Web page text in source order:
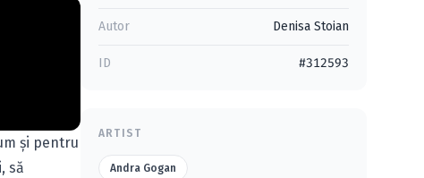
și pentru
să
Autor Denisa Stoian
ID #312593
ARTIST
Andra Gogan